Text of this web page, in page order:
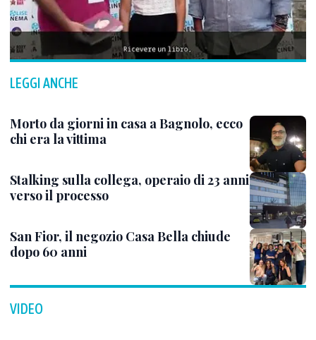
LEGGI ANCHE
Morto da giorni in casa a Bagnolo, ecco
chi era la vittima
Stalking sulla collega, operaio di 23 anni
verso il processo
San Fior, il negozio Casa Bella chiude
dopo 60 anni
VIDEO